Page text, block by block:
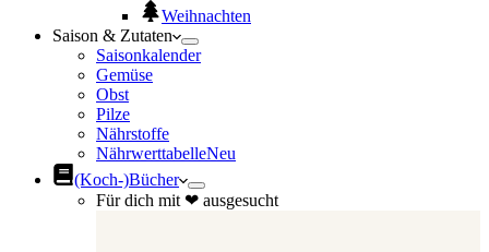
Weihnachten
Saison & Zutaten
Saisonkalender
Gemüse
Obst
Pilze
Nährstoffe
NährwerttabelleNeu
(Koch-)Bücher
Für dich mit ❤ ausgesucht